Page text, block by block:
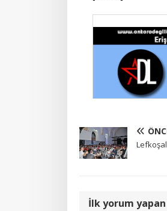
İlk yorum